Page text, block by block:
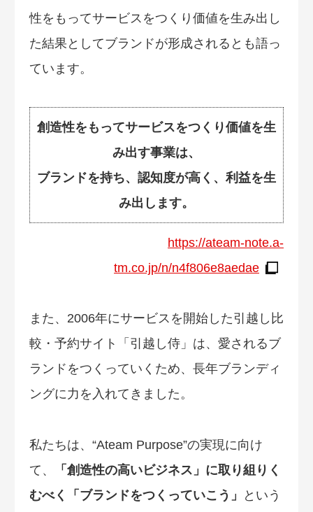
性をもってサービスをつくり価値を生み出し
た結果としてブランドが形成されるとも語っ
ています。
創造性をもってサービスをつくり価値を生
み出す事業は、
ブランドを持ち、認知度が高く、利益を生
み出します。
https://ateam-note.a-
tm.co.jp/n/n4f806e8aedae
また、2006年にサービスを開始した引越し比
較・予約サイト「引越し侍」は、愛されるブ
ランドをつくっていくため、長年ブランディ
ングに力を入れてきました。
私たちは、“Ateam Purpose”の実現に向け
て、
「創造性の高いビジネス」に取り組りく
むべく「ブランドをつくっていこう」
という